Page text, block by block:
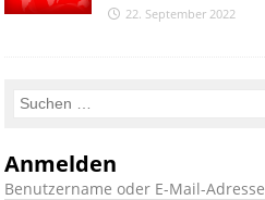
22. September 2022
Anmelden
Benutzername oder E-Mail-Adresse